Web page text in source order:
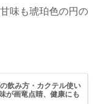
味も琥珀色の円の
飲み方・カクテル使い
が画竜点睛、健康にも